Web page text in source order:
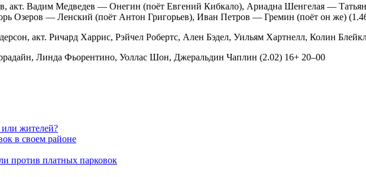
акт. Вадим Медведев — Онегин (поёт Евгений Кибкало), Ариадна Шенгелая —
Озеров — Ленский (поёт Антон Григорьев), Иван Петров — Гремин (поёт он же)
акт. Ричард Харрис, Рэйчел Робертс, Ален Бэдел, Уильям Хартнелл, Колин
Линда Фьорентино, Уоллас Шон, Джеральдин Чаплин (2.02) 16+ 20–00
жителей?
в своем районе
против платных парковок